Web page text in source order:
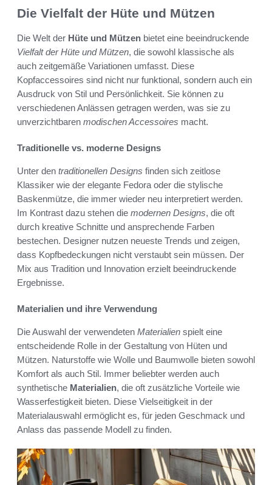
Die Vielfalt der Hüte und Mützen
Die Welt der Hüte und Mützen bietet eine beeindruckende
Vielfalt der Hüte und Mützen, die sowohl klassische als
auch zeitgemäße Variationen umfasst. Diese
Kopfaccessoires sind nicht nur funktional, sondern auch ein
Ausdruck von Stil und Persönlichkeit. Sie können zu
verschiedenen Anlässen getragen werden, was sie zu
unverzichtbaren modischen Accessoires macht.
Traditionelle vs. moderne Designs
Unter den traditionellen Designs finden sich zeitlose
Klassiker wie der elegante Fedora oder die stylische
Baskenmütze, die immer wieder neu interpretiert werden.
Im Kontrast dazu stehen die modernen Designs, die oft
durch kreative Schnitte und ansprechende Farben
bestechen. Designer nutzen neueste Trends und zeigen,
dass Kopfbedeckungen nicht verstaubt sein müssen. Der
Mix aus Tradition und Innovation erzielt beeindruckende
Ergebnisse.
Materialien und ihre Verwendung
Die Auswahl der verwendeten Materialien spielt eine
entscheidende Rolle in der Gestaltung von Hüten und
Mützen. Naturstoffe wie Wolle und Baumwolle bieten sowohl
Komfort als auch Stil. Immer beliebter werden auch
synthetische Materialien, die oft zusätzliche Vorteile wie
Wasserfestigkeit bieten. Diese Vielseitigkeit in der
Materialauswahl ermöglicht es, für jeden Geschmack und
Anlass das passende Modell zu finden.